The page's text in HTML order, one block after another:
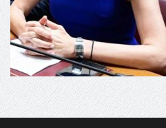
16:18 -
ΕΝΟΡΙΑΚΕΣ
ΣΤΗΝ ΕΔΕΣΣΑ